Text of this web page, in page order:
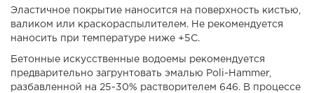
Эластичное покрытие наносится на поверхность кистью,
валиком или краскораспылителем. Не рекомендуется
наносить при температуре ниже +5С.
Бетонные искусственные водоемы рекомендуется
предварительно загрунтовать эмалью Poli-Hammer,
разбавленной на 25-30% растворителем 646. В процессе